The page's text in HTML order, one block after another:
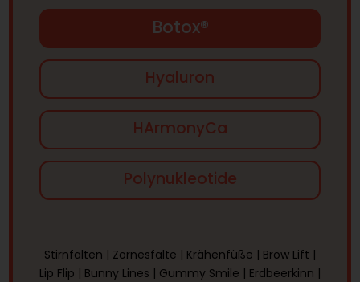
Botox®
Hyaluron
HArmonyCa
Polynukleotide
Stirnfalten | Zornesfalte | Krähenfüße | Brow Lift |
Lip Flip | Bunny Lines | Gummy Smile | Erdbeerkinn |